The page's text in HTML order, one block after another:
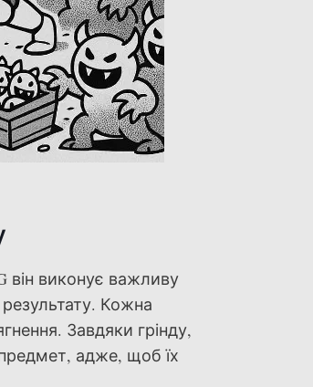
він виконує важливу
Кожна
Завдяки грінду,
адже, щоб їх